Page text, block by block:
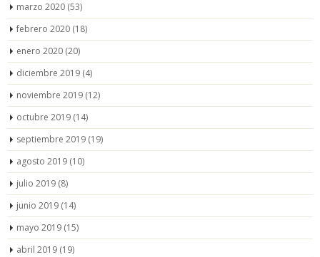
marzo 2020 (53)
febrero 2020 (18)
enero 2020 (20)
diciembre 2019 (4)
noviembre 2019 (12)
octubre 2019 (14)
septiembre 2019 (19)
agosto 2019 (10)
julio 2019 (8)
junio 2019 (14)
mayo 2019 (15)
abril 2019 (19)